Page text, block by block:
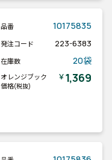
品番 10175835
発注コード 223-6383
在庫数 20袋
オレンジブック
価格(税抜)
￥1,369